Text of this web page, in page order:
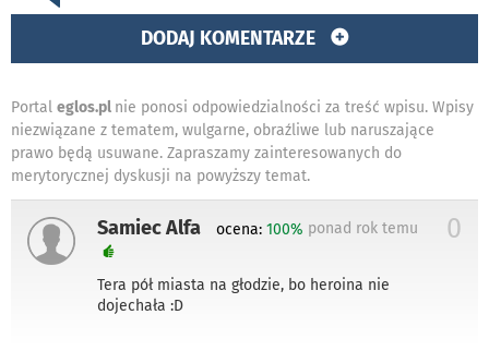
DODAJ KOMENTARZE
Portal eglos.pl nie ponosi odpowiedzialności za treść wpisu. Wpisy
niezwiązane z tematem, wulgarne, obraźliwe lub naruszające
prawo będą usuwane. Zapraszamy zainteresowanych do
merytorycznej dyskusji na powyższy temat.
Samiec Alfa 0
ponad rok temu
ocena: 100%
Tera pół miasta na głodzie, bo heroina nie
dojechała :D